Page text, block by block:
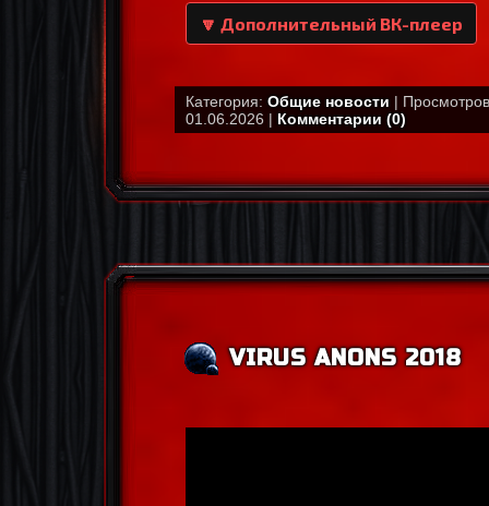
🔽 Дополнительный ВК-плеер
Категория: Общие новости |
01.06.2026 | Комментарии (0)
VIRUS ANONS 2018